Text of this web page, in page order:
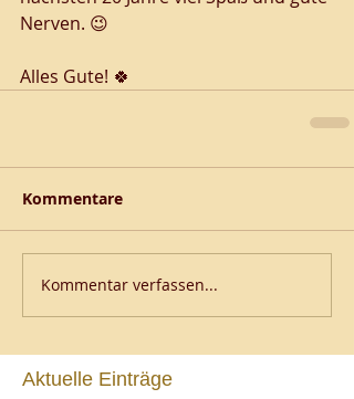
Nerven. 😉
Alles Gute! 🍀
Kommentare
Kommentar verfassen...
Aktuelle Einträge